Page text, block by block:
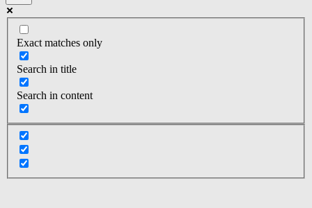
Exact matches only
Search in title
Search in content